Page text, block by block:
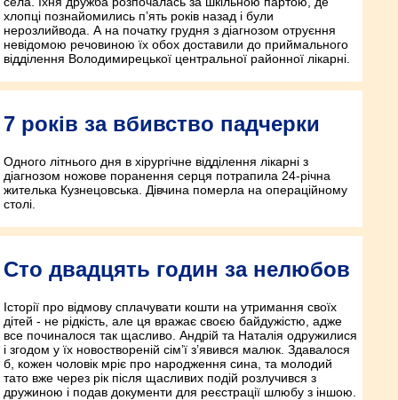
хлопці познайомились п’ять років назад і були
нерозлийвода. А на початку грудня з діагнозом отруєння
невідомою речовиною їх обох доставили до приймального
відділення Володимирецької центральної районної лікарні.
7 років за вбивство падчерки
Одного літнього дня в хірургічне відділення лікарні з
діагнозом ножове поранення серця потрапила 24-річна
жителька Кузнецовська. Дівчина померла на операційному
столі.
Сто двадцять годин за нелюбов
Історії про відмову сплачувати кошти на утримання своїх
дітей - не рідкість, але ця вражає своєю байдужістю, адже
все починалося так щасливо. Андрій та Наталія одружилися
і згодом у їх новоствореній сім’ї з’явився малюк. Здавалося
б, кожен чоловік мріє про народження сина, та молодий
тато вже через рік після щасливих подій розлучився з
дружиною і подав документи для реєстрації шлюбу з іншою.